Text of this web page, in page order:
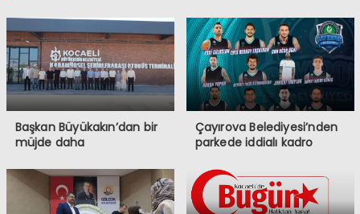
Başkan Büyükakın’dan bir
müjde daha
Çayırova Belediyesi’nden
parkede iddialı kadro